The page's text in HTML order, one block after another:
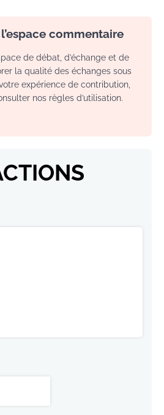
commentaire
de débat, d’échange et de
la qualité des échanges sous
expérience de contribution,
nos règles d’utilisation.